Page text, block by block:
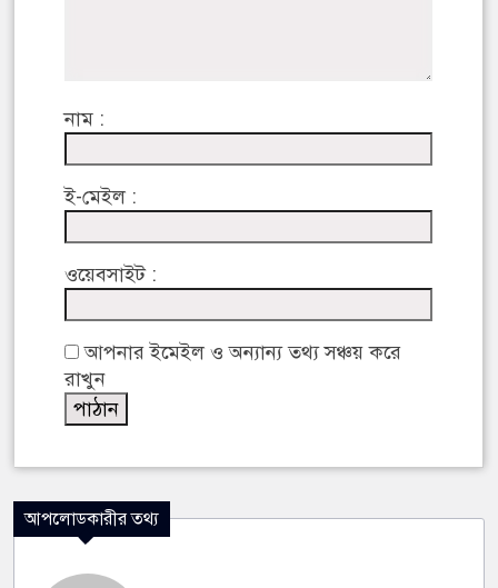
নাম :
ই-মেইল :
ওয়েবসাইট :
আপনার ইমেইল ও অন্যান্য তথ্য সঞ্চয় করে
রাখুন
আপলোডকারীর তথ্য